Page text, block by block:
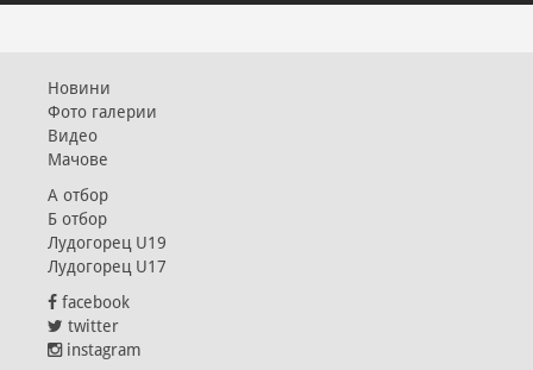
Новини
Фото галерии
Видео
Мачове
А отбор
Б отбор
Лудогорец U19
Лудогорец U17
facebook
twitter
instagram